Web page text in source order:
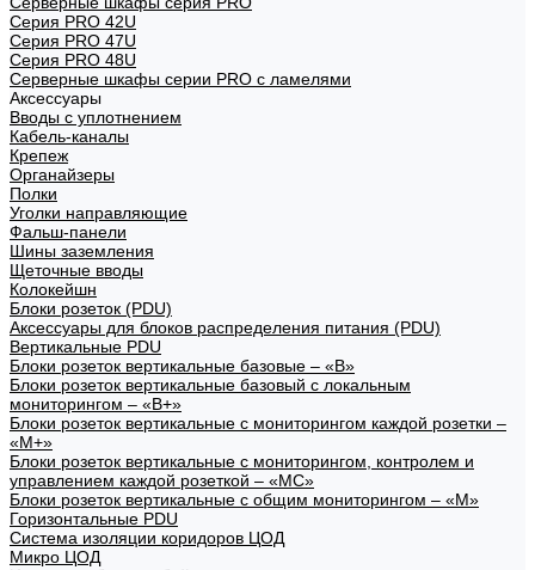
Серия PRO 42U
Серия PRO 47U
Серия PRO 48U
Серверные шкафы серии PRO с ламелями
Аксессуары
Вводы с уплотнением
Кабель-каналы
Крепеж
Органайзеры
Полки
Уголки направляющие
Фальш-панели
Шины заземления
Щеточные вводы
Колокейшн
Блоки розеток (PDU)
Аксессуары для блоков распределения питания (PDU)
Вертикальные PDU
Блоки розеток вертикальные базовые – «В»
Блоки розеток вертикальные базовый с локальным
мониторингом – «В+»
Блоки розеток вертикальные с мониторингом каждой розетки –
«М+»
Блоки розеток вертикальные с мониторингом, контролем и
управлением каждой розеткой – «МС»
Блоки розеток вертикальные с общим мониторингом – «М»
Горизонтальные PDU
Система изоляции коридоров ЦОД
Микро ЦОД